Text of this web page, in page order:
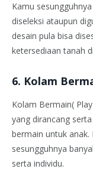
Kamu
diseleksi ataupun
desain pula bisa
ketersediaan tanah
6. Kolam
Kolam Bermain(
yang dirancang
bermain untuk
sesungguhnya
serta individu.